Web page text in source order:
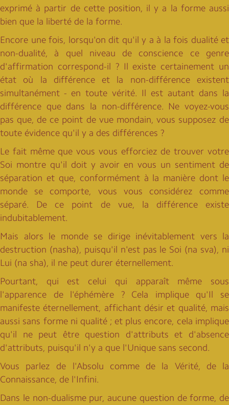
exprimé à partir de cette position, il y a la forme aussi
bien que la liberté de la forme.
Encore une fois, lorsqu'on dit qu'il y a à la fois dualité et
non-dualité, à quel niveau de conscience ce genre
d'affirmation correspond-il ? Il existe certainement un
état où la différence et la non-différence existent
simultanément - en toute vérité. Il est autant dans la
différence que dans la non-différence. Ne voyez-vous
pas que, de ce point de vue mondain, vous supposez de
toute évidence qu'il y a des différences ?
Le fait même que vous vous efforciez de trouver votre
Soi montre qu'il doit y avoir en vous un sentiment de
séparation et que, conformément à la manière dont le
monde se comporte, vous vous considérez comme
séparé. De ce point de vue, la différence existe
indubitablement.
Mais alors le monde se dirige inévitablement vers la
destruction (nasha), puisqu'il n'est pas le Soi (na sva), ni
Lui (na sha), il ne peut durer éternellement.
Pourtant, qui est celui qui apparaît même sous
l'apparence de l'éphémère ? Cela implique qu'Il se
manifeste éternellement, affichant désir et qualité, mais
aussi sans forme ni qualité ; et plus encore, cela implique
qu'il ne peut être question d'attributs et d'absence
d'attributs, puisqu'il n'y a que l'Unique sans second.
Vous parlez de l'Absolu comme de la Vérité, de la
Connaissance, de l'Infini.
Dans le non-dualisme pur, aucune question de forme, de